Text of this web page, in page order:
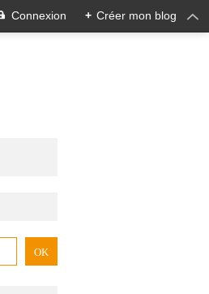
Connexion + Créer mon blog